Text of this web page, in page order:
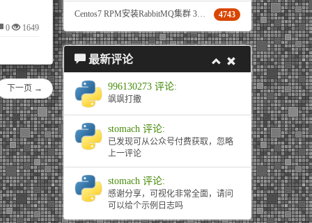
0 1649
下一页 →
Centos7 RPM安装RabbitMQ集群 3.7.4 4743
最新评论
996130273 评论:
飒飒打撒
stomach 评论:
已发现可从公众号付费获取，忽略
上一评论
stomach 评论:
感谢分享，可视化非常全面，请问
可以给个示例日志吗